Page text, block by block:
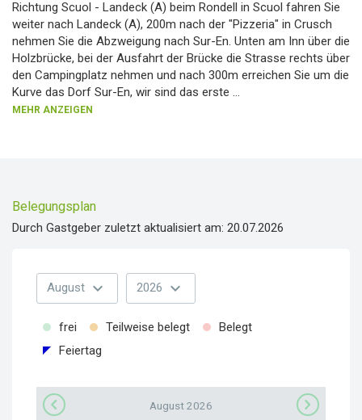
Richtung Scuol - Landeck (A) beim Rondell in Scuol fahren Sie
weiter nach Landeck (A), 200m nach der "Pizzeria" in Crusch
nehmen Sie die Abzweigung nach Sur-En. Unten am Inn über die
Holzbrücke, bei der Ausfahrt der Brücke die Strasse rechts über
den Campingplatz nehmen und nach 300m erreichen Sie um die
Kurve das Dorf Sur-En, wir sind das erste ...
MEHR ANZEIGEN
Belegungsplan
Durch Gastgeber zuletzt aktualisiert am: 20.07.2026
August expand_more 2026 expand_more
frei Teilweise belegt
Belegt
Feiertag
August 2026